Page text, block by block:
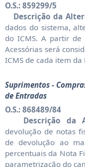
O.S.: 859299/5
Descrição da
dados do sistema,
do ICMS. A partir de
Acessórias será
ICMS de cada item da
Suprimentos -
de Entradas
O.S.: 868489/84
Descrição da
devolução de notas
de devolução ao
percentuais da Nota
parametrização do